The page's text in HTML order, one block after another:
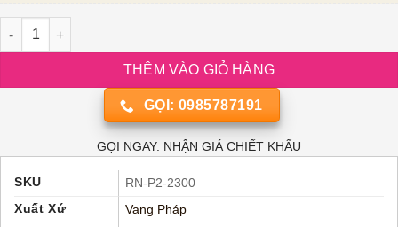
Rượu Vang Pháp Greysac Collection Medoc Blend số lượng
THÊM VÀO GIỎ HÀNG
GỌI: 0985787191
GỌI NGAY: NHẬN GIÁ CHIẾT KHẤU
SKU
RN-P2-2300
Xuất Xứ
Vang Pháp